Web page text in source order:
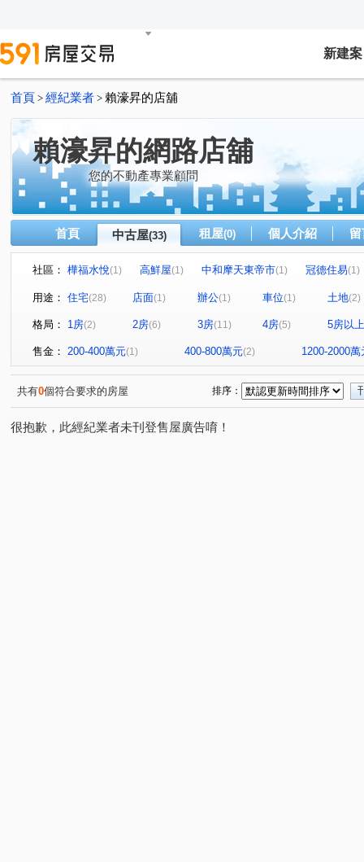
新建案
首頁 > 經紀業者 > 賴濠昇的店舖
賴濠昇的網路店舖
您的不動產專業顧問
首頁 中古屋(33) 租屋(0) 個人介紹
社區： 樺福水悅(1) 高鮮屋(1) 中和摩天東帝市(1) 冠德住易(1)
十方山水 (1) (1)
寶清街101巷
金融天下
元氣大鎮 傑隆天廈大樓(1)
環河西路一
安康路二段(1) (1) 景德街(1) 文化三路二段(1)
永吉路(1) 信義路(1) 永美路(1) 勵行街(1)
新市三路
水碓三路(1) (1) 寶清街(1) 福山街(1)
景興路(1) 興南路二段(1) 中央路三段(1) 中原五街(1)
保健路(1) 中山路二段 (1) 中山路三段
用途： 住宅(28) 店面(1) 辦公(1) 車位(1) 土地(2)
格局： 1房(2) 2房(6) 3房(11) 4房(5) 5房以上
售金： 200-400萬元(1) 400-800萬元(2) 1200-2000萬
共有0個符合要求的房屋 排序：
很抱歉，此經紀業者未刊登售屋廣告唷！